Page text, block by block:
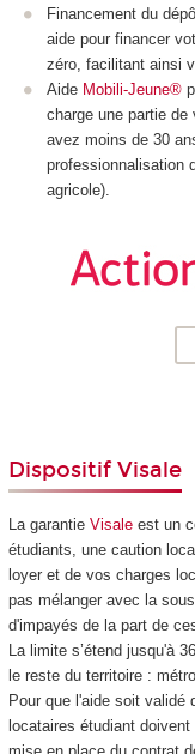
Financement du
aide pour financer
zéro, facilitant ainsi
Aide Mobili-Jeune®
charge une partie
avez moins de 30
professionnalisation
agricole).
Dispositif Visale
La garantie Visaleest un
étudiants, une caution
loyer et de vos charges
pas mélanger avec la
d'impayés de la part de
La limite s’étend jusqu'à
le reste du territoire :
Pour que l'aide soit validé
locataires étudiant